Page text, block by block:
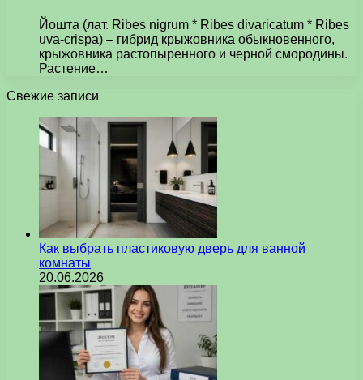
Йошта (лат. Ribes nigrum * Ribes divaricatum * Ribes
uva-crispa) – гибрид крыжовника обыкновенного,
крыжовника растопыренного и черной смородины.
Растение…
Свежие записи
Как выбрать пластиковую дверь для ванной
комнаты
20.06.2026